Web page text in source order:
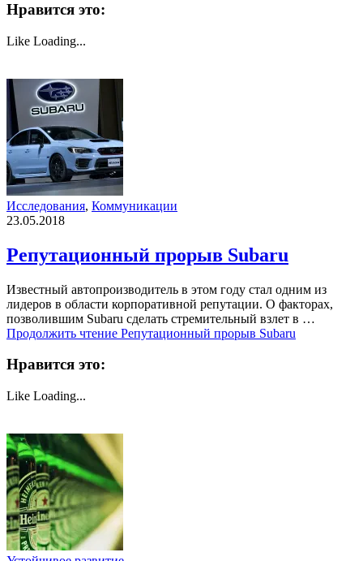
Нравится это:
Like Loading...
Исследования, Коммуникации
23.05.2018
Репутационный прорыв Subaru
Известный автопроизводитель в этом году стал одним из
лидеров в области корпоративной репутации. О факторах,
позволившим Subaru сделать стремительный взлет в …
Продолжить чтение Репутационный прорыв Subaru
Нравится это:
Like Loading...